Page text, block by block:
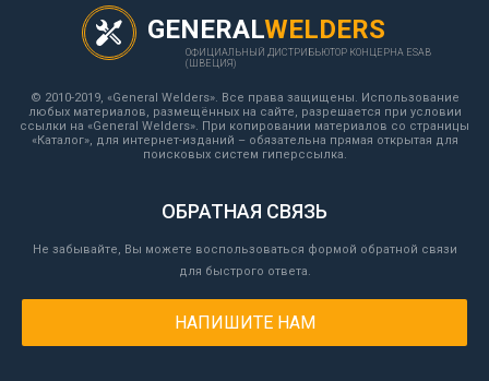
GENERALWELDERS
ОФИЦИАЛЬНЫЙ ДИСТРИБЬЮТОР КОНЦЕРНА ESAB
(ШВЕЦИЯ)
© 2010-2019, «General Welders». Все права защищены. Использование
любых материалов, размещённых на сайте, разрешается при условии
ссылки на «General Welders». При копировании материалов со страницы
«Каталог», для интернет-изданий – обязательна прямая открытая для
поисковых систем гиперссылка.
ОБРАТНАЯ СВЯЗЬ
Не забывайте, Вы можете воспользоваться формой обратной связи
для быстрого ответа.
НАПИШИТЕ НАМ